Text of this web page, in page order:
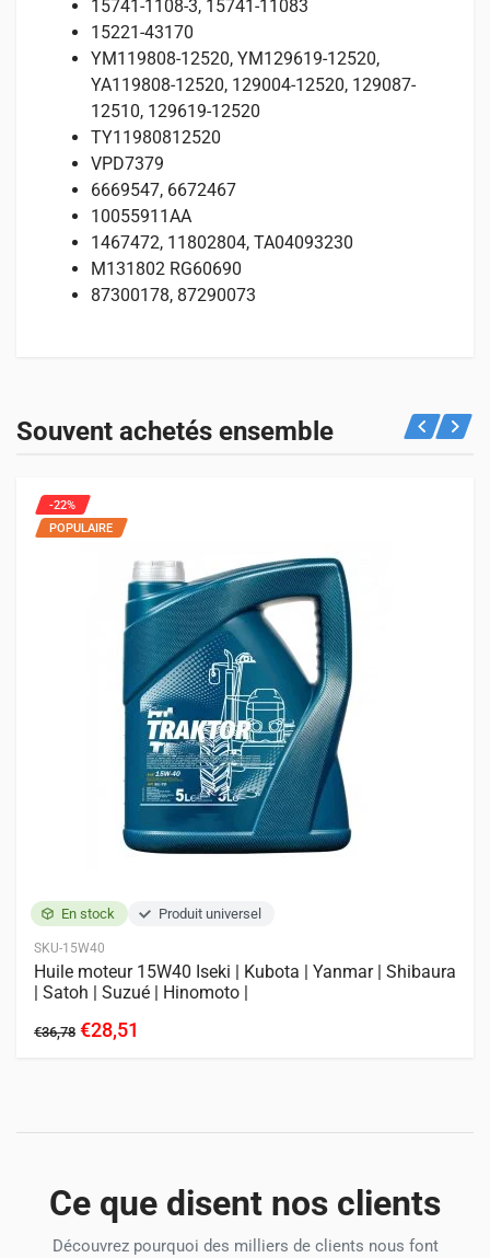
15741-1108-3, 15741-11083
15221-43170
YM119808-12520, YM129619-12520,
YA119808-12520, 129004-12520, 129087-
12510, 129619-12520
TY11980812520
VPD7379
6669547, 6672467
10055911AA
1467472, 11802804, TA04093230
M131802 RG60690
87300178, 87290073
2 kg
Découvrez ci-dessous les machines compatibles avec ce
produit.
Moteurs
KUBOTA
D1305 V1305 V1505
Souvent achetés ensemble
En stock Produit universel
SKU-15W40
-22%
POPULAIRE
Huile moteur 15W40 Iseki | Kubota | Yanmar | Shibaura
| Satoh | Suzué | Hinomoto |
€36,78 €28,51
Ce que disent nos clients
Découvrez pourquoi des milliers de clients nous font